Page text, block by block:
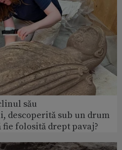
său
descoperită sub un drum
fie folosită drept pavaj?